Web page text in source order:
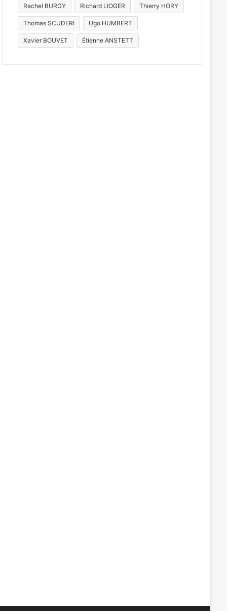
2026 4 août 2026
Rachel BURGY Richard LIOGER Thierry HORY
Thomas SCUDERI Ugo HUMBERT
Xavier BOUVET Étienne ANSTETT